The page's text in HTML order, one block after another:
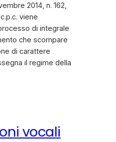
2014, n. 162,
viene
di integrale
che scompare
di carattere
il regime della
vocali